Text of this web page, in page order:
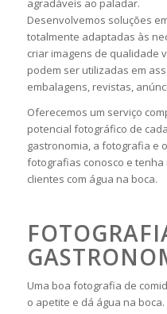
agradáveis ao paladar.
Desenvolvemos soluções
totalmente adaptadas às
criar imagens de qualidade
podem ser utilizadas em
embalagens, revistas,
Oferecemos um serviço
potencial fotográfico de
gastronomia, a fotografia e
fotografias conosco e
clientes com água na boca.
Uma boa fotografia de
o apetite e dá água na boca.